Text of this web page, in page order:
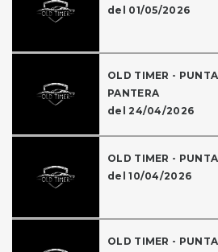
del 01/05/2026
OLD TIMER -
PANTERA
del 24/04/2026
OLD TIMER -
del 10/04/2026
OLD TIMER -